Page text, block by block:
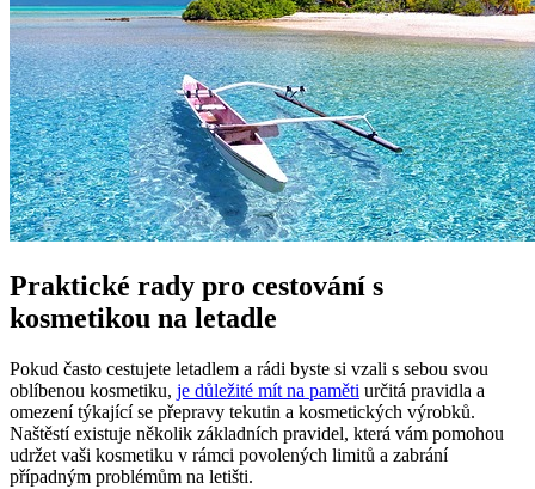
Praktické rady pro cestování s
kosmetikou na letadle
Pokud často cestujete letadlem a rádi byste si vzali s sebou svou
oblíbenou kosmetiku, je důležité mít na paměti určitá pravidla a
omezení týkající se přepravy tekutin a kosmetických výrobků.
Naštěstí existuje několik základních pravidel, která vám pomohou
udržet vaši kosmetiku v rámci povolených limitů a zabrání
případným problémům na letišti.